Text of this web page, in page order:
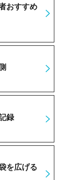
おすすめ
録
を広げる